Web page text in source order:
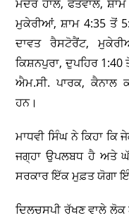
ਮੰਦਰ ਹਾਲ, ਫੱਤੋਵਾਲ,
ਮੁਕੇਰੀਆਂ, ਸ਼ਾਮ 4:35 ਤੋਂ
ਦਾਵਤ ਰੈਸਟੋਰੈਂਟ,
ਕਿਸ਼ਨਪੁਰਾ, ਦੁਪਹਿਰ 1:40
ਐਮ.ਸੀ. ਪਾਰਕ, ਕੈਨਾਲ
ਹਨ।
ਮਾਧਵੀ ਸਿੰਘ ਨੇ ਕਿਹਾ
ਜਗ੍ਹਾ ਉਪਲਬਧ ਹੈ ਅਤੇ
ਸਰਕਾਰ ਇੱਕ ਮੁਫ਼ਤ ਯੋਗਾ
ਦਿਲਚਸਪੀ ਰੱਖਣ ਵਾਲੇ